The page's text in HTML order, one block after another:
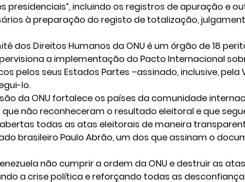
presidenciais”, incluindo os registros de apuração e
à preparação do registo de totalização,
dos Direitos Humanos da ONU é um órgão de 18
a implementação do Pacto Internacional
pelos seus Estados Partes –assinado, inclusive, pela
lo.
da ONU fortalece os países da comunidade
que não reconheceram o resultado eleitoral e que
todas as atas eleitorais de maneira
brasileiro Paulo Abrão, um dos que assinam o
não cumprir a ordem da ONU e destruir as
a crise política e reforçando todas as